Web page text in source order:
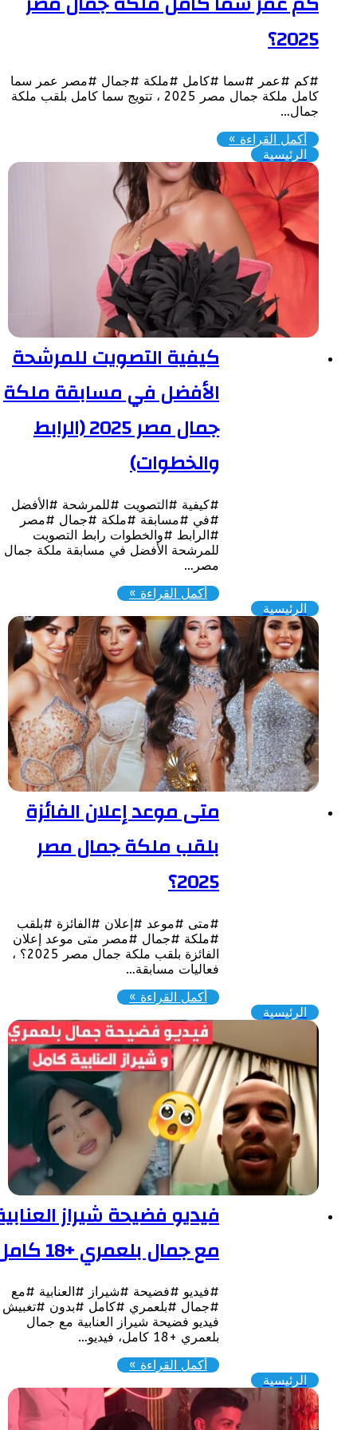
#عمر #سما #كامل #ملكة #جمال #مصر عمر سما
كامل ملكة جمال مصر 2025 ، تتويج سما كامل بلقب ملكة
أكمل القراءة »
الرئيسية
كيفية التصويت للمرشحة
الأفضل في مسابقة ملكة
جمال مصر 2025 (الرابط
والخطوات)
#كيفية #التصويت #للمرشحة #الأفضل
#في #مسابقة #ملكة #جمال #مصر
#الرابط #والخطوات رابط التصويت
للمرشحة الأفضل في مسابقة ملكة جمال
أكمل القراءة »
الرئيسية
متى موعد إعلان الفائزة
بلقب ملكة جمال مصر
#متى #موعد #إعلان #الفائزة #بلقب
#ملكة #جمال #مصر متى موعد إعلان
الفائزة بلقب ملكة جمال مصر 2025؟ ،
فعاليات مسابقة…
أكمل القراءة »
الرئيسية
فيديو فضيحة شيراز العنابية
مع جمال بلعمري +18 كامل
#فيديو #فضيحة #شيراز #العنابية #مع
#جمال #بلعمري #كامل #بدون #تغبيش
فيديو فضيحة شيراز العنابية مع جمال
بلعمري +18 كامل، فيديو…
أكمل القراءة »
الرئيسية